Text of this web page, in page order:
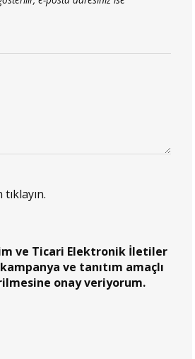
ve Ticari Elektronik İletiler
ve tanıtım amaçlı
onay veriyorum.